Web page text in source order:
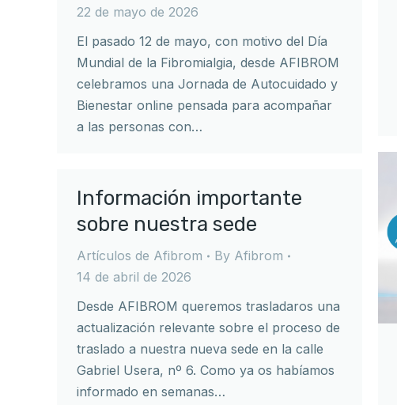
22 de mayo de 2026
El pasado 12 de mayo, con motivo del Día
Mundial de la Fibromialgia, desde AFIBROM
celebramos una Jornada de Autocuidado y
Bienestar online pensada para acompañar
a las personas con…
Información importante
sobre nuestra sede
Artículos de Afibrom By Afibrom
14 de abril de 2026
Desde AFIBROM queremos trasladaros una
actualización relevante sobre el proceso de
traslado a nuestra nueva sede en la calle
Gabriel Usera, nº 6. Como ya os habíamos
informado en semanas…